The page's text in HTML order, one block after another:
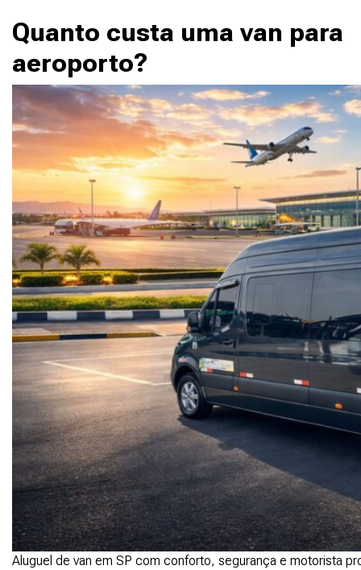
Quanto custa uma van para
aeroporto?
Aluguel de van em SP com conforto, segurança e motorista